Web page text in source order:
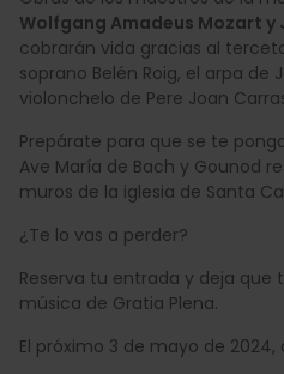
Wolfgang Amadeus Mozart y
cobrarán vida gracias al
soprano Belén Roig, el arpa de
violonchelo de Pere Joan
Prepárate para que se te
Ave María de Bach y Gounod
muros de la iglesia de Santa
¿Te lo vas a perder?
Reserva tu entrada y deja que
música de Gratia Plena.
El próximo 3 de mayo de 2024,